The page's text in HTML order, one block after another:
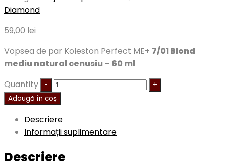
Diamond
59,00 lei
Vopsea de par Koleston Perfect ME+ 7/01 Blond
mediu natural cenusiu – 60 ml
Quantity
Adaugă în coș
Descriere
Informații suplimentare
Descriere